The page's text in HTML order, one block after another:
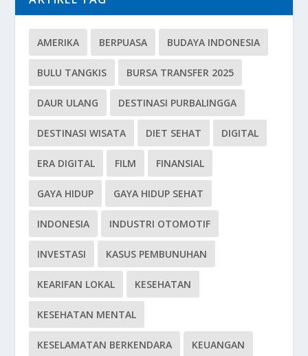
AMERIKA BERPUASA BUDAYA INDONESIA
BULU TANGKIS BURSA TRANSFER 2025
DAUR ULANG DESTINASI PURBALINGGA
DESTINASI WISATA DIET SEHAT DIGITAL
ERA DIGITAL FILM FINANSIAL
GAYA HIDUP GAYA HIDUP SEHAT
INDONESIA INDUSTRI OTOMOTIF
INVESTASI KASUS PEMBUNUHAN
KEARIFAN LOKAL KESEHATAN
KESEHATAN MENTAL
KESELAMATAN BERKENDARA KEUANGAN